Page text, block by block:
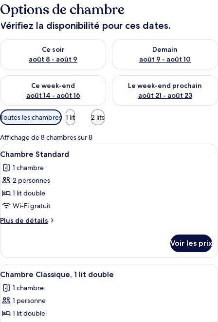
Options de chambre
Vérifiez la disponibilité pour ces dates.
Ce soir
août 8 - août 9
Vérifier la disponibilité pour ce soir août 8 - août 9
Demain
août 9 - août 10
Vérifier la disponibilité pour
Ce week-end
août 14 - août 16
Vérifier la disponibilité pour ce week-end août 14 - août 16
Le week-end prochain
août 21 - août 23
Vérifier la disponibilité pour
Filtres
disponibles
pour
les
chambres
Toutes les chambres 1 lit 2 lits
Affichage de 8 chambres sur 8
Afficher
toutes
les
photos
pour
ce
type
de
Chambre
Standard
Une chambre d’hôtel avec un grand
4
Chambre Standard
1 chambre
2 personnes
1 lit double
Wi-Fi gratuit
Plus de détails
Plus
le
type
de
Chambre
Standard
Voir les prix
Afficher
toutes
les
photos
pour
Une chambre d’hôtel avec un lit,
4
Chambre Classique, 1 lit double
1 chambre
1 personne
1 lit double